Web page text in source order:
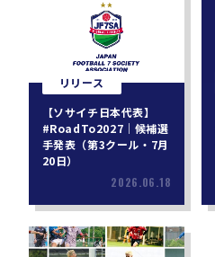
リリース
【ソサイチ日本代表】
#RoadTo2027｜候補選
手発表（第3クール・7月
20日）
2026.06.18